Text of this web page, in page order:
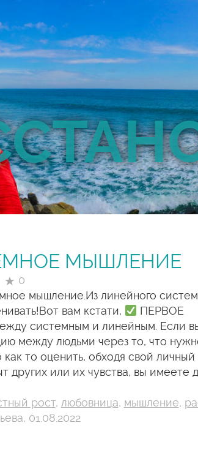
МЫШЛЕНИЕ
0
мышление.Из линейного
вам кстати,
ПЕРВОЕ
системным и линейным. Если
между людьми через то, что
как то оценить, обходя свой
других или их чувства, вы имеете
рост, любовница, мышление,
01.08.2022